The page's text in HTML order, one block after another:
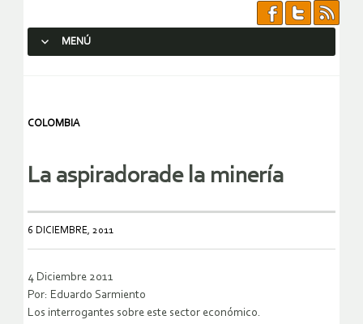
MENÚ
COLOMBIA
La aspiradorade la minería
6 DICIEMBRE, 2011
4 Diciembre 2011
Por: Eduardo Sarmiento
Los interrogantes sobre este sector económico.